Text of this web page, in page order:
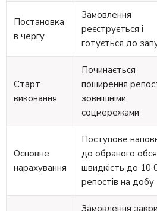
Постановка
в чергу
Замовлення
реєструється і
готується до
Старт
виконання
Починається
поширення
зовнішніми
соцмережами
Основне
нарахування
Поступове
до обраного
швидкість до 10
репостів на добу
Замовлення